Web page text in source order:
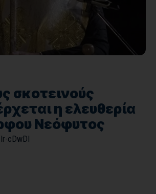
σκοτεινούς
η ελευθερία
Νεόφυτος
cDwDI